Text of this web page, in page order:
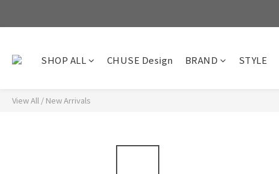
SHOP ALL CHUSE Design BRAND STYLE
View All / New Arrivals